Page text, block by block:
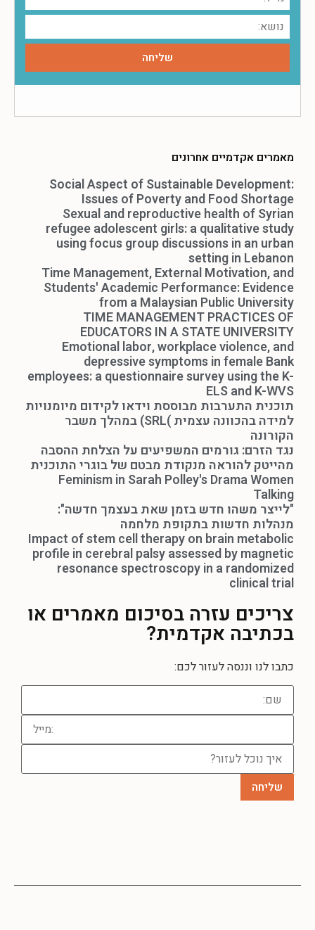
מאמרים אקדמיים אחרונים
Social Aspect of Sustainable Development:
Issues of Poverty and Food Shortage
Sexual and reproductive health of Syrian
refugee adolescent girls: a qualitative study
using focus group discussions in an urban
setting in Lebanon
Time Management, External Motivation, and
Students' Academic Performance: Evidence
from a Malaysian Public University
TIME MANAGEMENT PRACTICES OF
EDUCATORS IN A STATE UNIVERSITY
Emotional labor, workplace violence, and
depressive symptoms in female Bank
employees: a questionnaire survey using the K-
ELS and K-WVS
תוכנית התערבות מבוססת וידאו לקידום מיומנויות
למידה בהכוונה עצמית )SRL) במהלך משבר
הקורונה
נגד הזרם: גורמים המשפיעים על הצלחת ההסבה
מהייטק להוראה מנקודת מבטם של בוגרי התוכנית
Feminism in Sarah Polley's Drama Women
Talking
"לייצר משהו חדש בזמן שאת בעצמך חדשה":
מנהלות חדשות בתקופת מלחמה
Impact of stem cell therapy on brain metabolic
profile in cerebral palsy assessed by magnetic
resonance spectroscopy in a randomized
clinical trial
צריכים עזרה בסיכום מאמרים או
בכתיבה אקדמית?
כתבו לנו וננסה לעזור לכם: